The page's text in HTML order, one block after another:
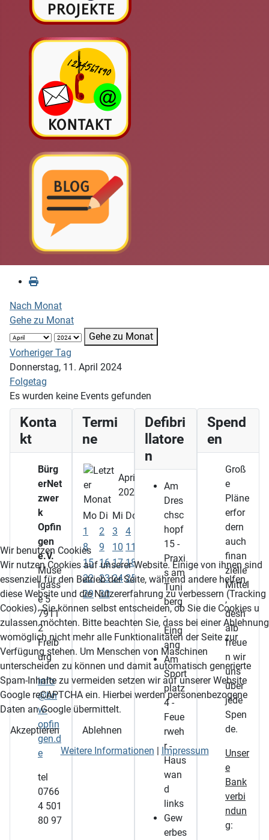
Nach Monat
Gehe zu Monat
Gehe zu Monat
Vorheriger Tag
Donnerstag, 11. April 2024
Folgetag
Es wurden keine Events gefunden
Konta
kt
Bürg
erNet
zwer
k
Opfin
gen
e.V.
Muse
lgass
e 5
7911
2
Freib
urg
info
@bn
w-
opfin
gen.d
e
tel
0766
4 501
80 97
Termi
ne
April
2024
Mo Di Mi Do Sa So
1
2 3 4
7
8
9 10 11
14
15 16 17 18 19 20 21
22 23 24 25 26 27 28
29 30
Defibri
llatore
n
Am
Dres
chsc
hopf
15 -
Praxi
s am
Tuni
berg
-
Eing
ang
Am
Sport
platz
4 -
Feue
rweh
r -
Haus
wan
d
links
Gew
erbes
Spend
en
Groß
e
Pläne
erfor
dern
auch
finan
zielle
Mittel
,
desh
alb
freue
n wir
uns
über
jede
Spen
de.
Unser
e
Bank
verbi
ndun
g:
Wir benutzen Cookies
Wir nutzen Cookies auf unserer Website. Einige von ihnen sind
essenziell für den Betrieb der Seite, während andere helfen,
diese Website und die Nutzererfahrung zu verbessern (Tracking
Cookies). Sie können selbst entscheiden, ob Sie die Cookies u
zulassen möchten. Bitte beachten Sie, dass bei einer Ablehnung
womöglich nicht mehr alle Funktionalitäten der Seite zur
Verfügung stehen. Um Menschen von Maschinen
unterscheiden zu können und damit automatisch generierte
Spam-Inhalte zu vermeiden setzen wir auf unserer Website
Google reCAPTCHA ein. Hierbei werden personenbezogene
Daten an Google übermittelt.
Akzeptieren
Ablehnen
Weitere Informationen | Impressum